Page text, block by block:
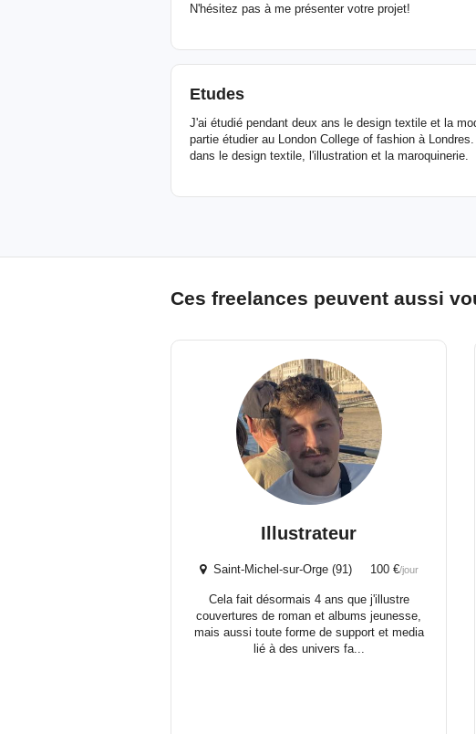
N'hésitez pas à me présenter votre projet!
Etudes
J'ai étudié pendant deux ans le design textile et la
partie étudier au London College of fashion à
dans le design textile, l'illustration et la maroquinerie.
Ces freelances peuvent aussi
Illustrateur
Saint-Michel-sur-Orge (91) 100 €/jour
Cela fait désormais 4 ans que j'illustre
couvertures de roman et albums jeunesse,
mais aussi toute forme de support et media
lié à des univers fa...